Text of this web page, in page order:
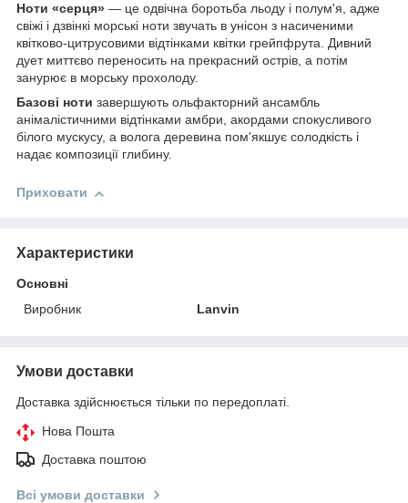
Ноти «серця» — це одвічна боротьба льоду і полум'я, адже
свіжі і дзвінкі морські ноти звучать в унісон з насиченими
квітково-цитрусовими відтінками квітки грейпфрута. Дивний
дует миттєво переносить на прекрасний острів, а потім
занурює в морську прохолоду.
Базові ноти завершують ольфакторний ансамбль
анімалістичними відтінками амбри, акордами спокусливого
білого мускусу, а волога деревина пом'якшує солодкість і
надає композиції глибину.
Приховати
Характеристики
Основні
Виробник
Lanvin
Умови доставки
Доставка здійснюється тільки по передоплаті.
Нова Пошта
Доставка поштою
Всі умови доставки